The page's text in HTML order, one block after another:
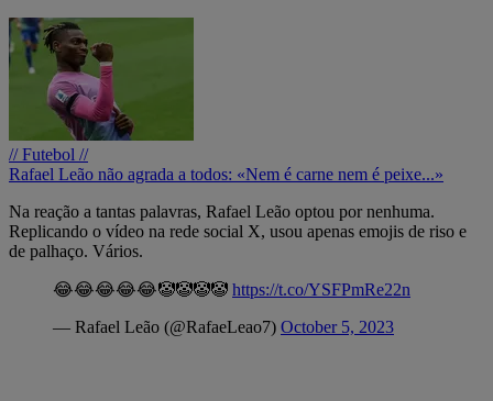
// Futebol //
Rafael Leão não agrada a todos: «Nem é carne nem é peixe...»
Na reação a tantas palavras, Rafael Leão optou por nenhuma.
Replicando o vídeo na rede social X, usou apenas emojis de riso e
de palhaço. Vários.
😂😂😂😂😂🤡🤡🤡🤡 https://t.co/YSFPmRe22n
— Rafael Leão (@RafaeLeao7) October 5, 2023